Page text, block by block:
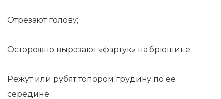
Отрезают голову;
Осторожно вырезают «фартук» на брюшине;
Режут или рубят топором грудину по ее
середине;